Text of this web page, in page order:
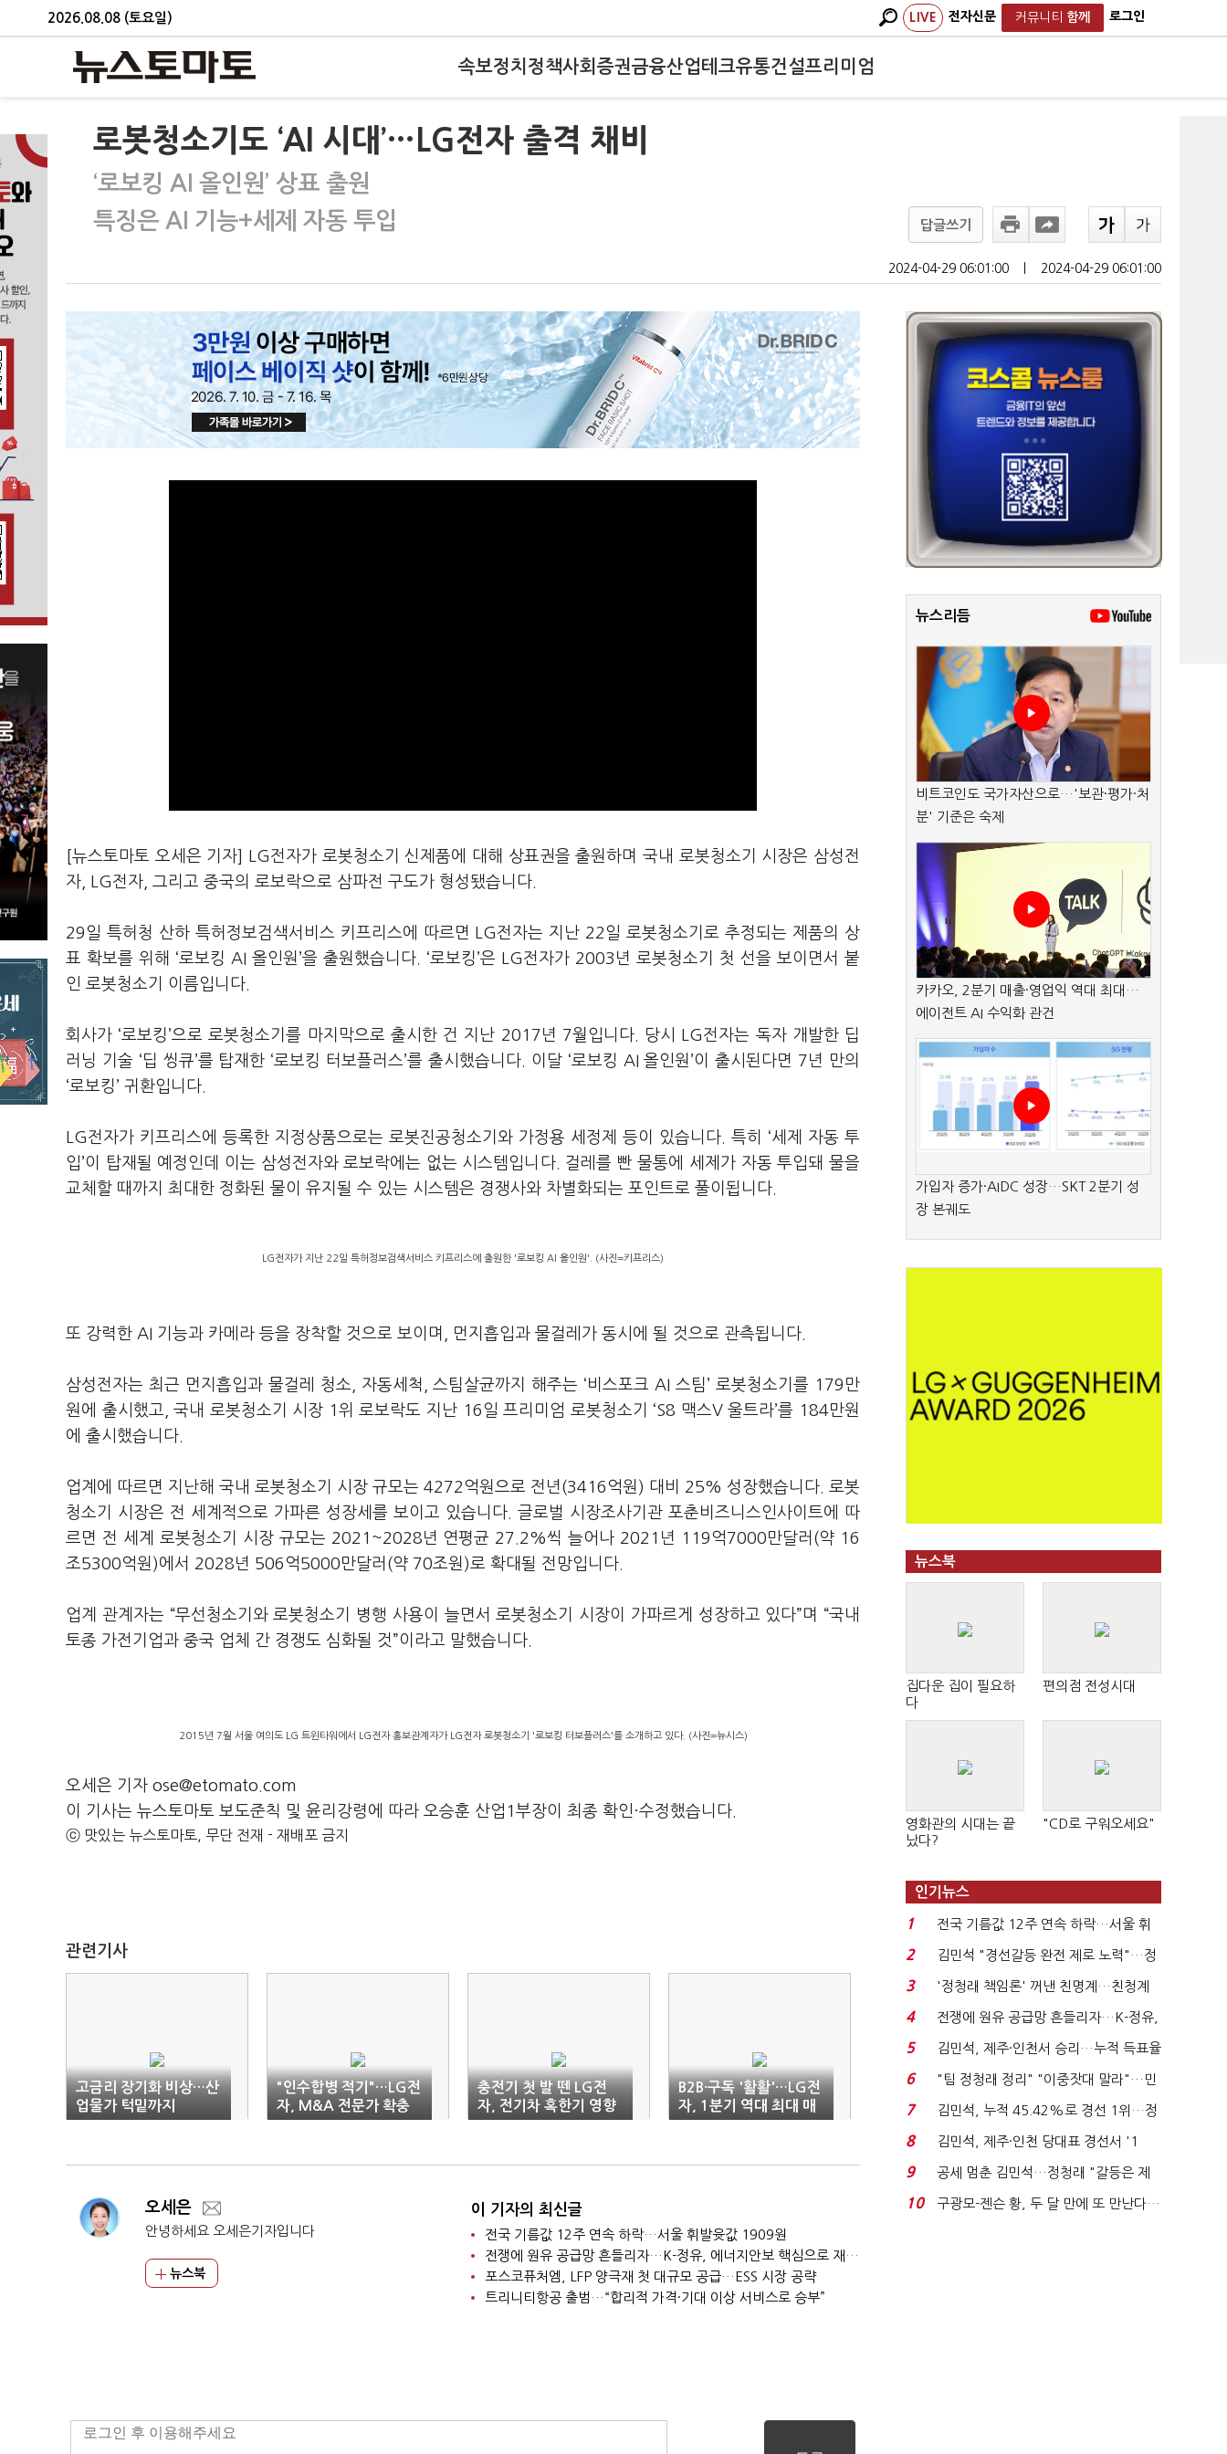
2026.08.08 (토요일) LIVE 전자신문 커뮤니티 함께 로그인
속보정치 정책사회 증권금융산업테크유통건설프리미엄
로봇청소기도 ‘AI 시대’…LG전자 출격 채비
‘로보킹 AI 올인원’ 상표 출원
특징은 AI 기능+세제 자동 투입
답글쓰기
2024-04-29 06:01:00 2024-04-29 06:01:00
[뉴스토마토 오세은 기자] LG전자가 로봇청소기 신제품에 대해 상표권을 출원하며 국내 로봇청소기 시장은 삼성전
자, LG전자, 그리고 중국의 로보락으로 삼파전 구도가 형성됐습니다.
29일 특허청 산하 특허정보검색서비스 키프리스에 따르면 LG전자는 지난 22일 로봇청소기로 추정되는 제품의 상
표 확보를 위해 ‘로보킹 AI 올인원’을 출원했습니다. ‘로보킹’은 LG전자가 2003년 로봇청소기 첫 선을 보이면서 붙
인 로봇청소기 이름입니다.
회사가 ‘로보킹’으로 로봇청소기를 마지막으로 출시한 건 지난 2017년 7월입니다. 당시 LG전자는 독자 개발한 딥
러닝 기술 ‘딥 씽큐’를 탑재한 ‘로보킹 터보플러스’를 출시했습니다. 이달 ‘로보킹 AI 올인원’이 출시된다면 7년 만의
‘로보킹’ 귀환입니다.
LG전자가 키프리스에 등록한 지정상품으로는 로봇진공청소기와 가정용 세정제 등이 있습니다. 특히 ‘세제 자동 투
입’이 탑재될 예정인데 이는 삼성전자와 로보락에는 없는 시스템입니다. 걸레를 빤 물통에 세제가 자동 투입돼 물을
교체할 때까지 최대한 정화된 물이 유지될 수 있는 시스템은 경쟁사와 차별화되는 포인트로 풀이됩니다.
LG전자가 지난 22일 특허정보검색서비스 키프리스에 출원한 '로보킹 AI 올인원'. (사진=키프리스)
또 강력한 AI 기능과 카메라 등을 장착할 것으로 보이며, 먼지흡입과 물걸레가 동시에 될 것으로 관측됩니다.
삼성전자는 최근 먼지흡입과 물걸레 청소, 자동세척, 스팀살균까지 해주는 ‘비스포크 AI 스팀’ 로봇청소기를 179만
원에 출시했고, 국내 로봇청소기 시장 1위 로보락도 지난 16일 프리미엄 로봇청소기 ‘S8 맥스V 울트라’를 184만원
에 출시했습니다.
업계에 따르면 지난해 국내 로봇청소기 시장 규모는 4272억원으로 전년(3416억원) 대비 25% 성장했습니다. 로봇
청소기 시장은 전 세계적으로 가파른 성장세를 보이고 있습니다. 글로벌 시장조사기관 포춘비즈니스인사이트에 따
르면 전 세계 로봇청소기 시장 규모는 2021~2028년 연평균 27.2%씩 늘어나 2021년 119억7000만달러(약 16
조5300억원)에서 2028년 506억5000만달러(약 70조원)로 확대될 전망입니다.
업계 관계자는 “무선청소기와 로봇청소기 병행 사용이 늘면서 로봇청소기 시장이 가파르게 성장하고 있다”며 “국내
토종 가전기업과 중국 업체 간 경쟁도 심화될 것”이라고 말했습니다.
2015년 7월 서울 여의도 LG 트윈타워에서 LG전자 홍보관계자가 LG전자 로봇청소기 '로보킹 터보플러스'를 소개하고 있다. (사진=뉴시스)
오세은 기자 ose@etomato.com
이 기사는 뉴스토마토 보도준칙 및 윤리강령에 따라 오승훈 산업1부장이 최종 확인·수정했습니다.
ⓒ 맛있는 뉴스토마토, 무단 전재 - 재배포 금지
관련기사
고금리 장기화 비상…산
업물가 턱밑까지
"인수합병 적기"…LG전
자, M&A 전문가 확충
충전기 첫 발 뗀 LG전
자, 전기차 혹한기 영향
권
B2B·구독 '활활'…LG전
자, 1분기 역대 최대 매
출
오세은
안녕하세요 오세은기자입니다
뉴스북
이 기자의 최신글
전국 기름값 12주 연속 하락…서울 휘발윳값 1909원
전쟁에 원유 공급망 흔들리자…K-정유, 에너지안보 핵심으로 재부상
포스코퓨처엠, LFP 양극재 첫 대규모 공급…ESS 시장 공략
트리니티항공 출범…“합리적 가격·기대 이상 서비스로 승부”
뉴스리듬
비트코인도 국가자산으로…'보관·평가·처
분' 기준은 숙제
카카오, 2분기 매출·영업익 역대 최대…
에이전트 AI 수익화 관건
가입자 증가·AIDC 성장…SKT 2분기 성
장 본궤도
뉴스북
집다운 집이 필요하
다
편의점 전성시대
영화관의 시대는 끝
났다?
"CD로 구워오세요"
인기뉴스
1
전국 기름값 12주 연속 하락…서울 휘
발윳값 1909원...
2
김민석 "경선갈등 완전 제로 노력"…정
청래 "반명 공세 사...
3
'정청래 책임론' 꺼낸 친명계…친청계
는 추가투표 때리기...
4
전쟁에 원유 공급망 흔들리자…K-정유,
에너지안보 핵심...
5
김민석, 제주·인천서 승리…누적 득표율
'1위 탈환'(종합)...
6
"팀 정청래 정리" "이중잣대 말라"…민
주 최고위원 계파 다...
7
김민석, 누적 45.42%로 경선 1위…정
청래와 격차 0.86%p(...
8
김민석, 제주·인천 당대표 경선서 '1
위'(1보)...
9
공세 멈춘 김민석…정청래 "갈등은 제
가 수습"
10
구광모-젠슨 황, 두 달 만에 또 만난다…